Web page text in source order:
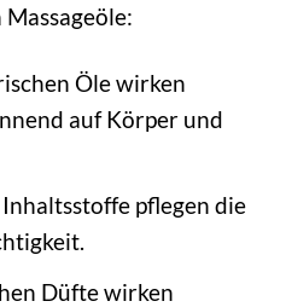
Öle wirken
auf Körper und
pflegen die
Düfte wirken